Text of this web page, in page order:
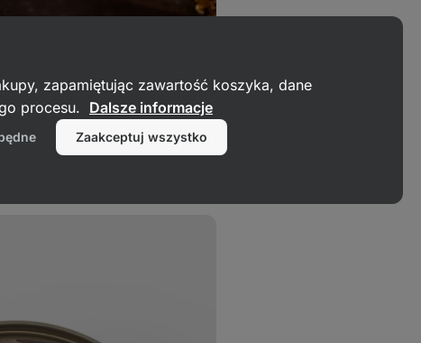
zapamiętując zawartość koszyka, dane
procesu. Dalsze informacje
Zaakceptuj wszystko